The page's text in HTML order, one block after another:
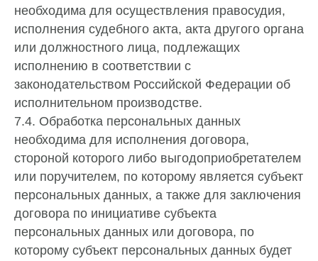
необходима для осуществления правосудия,
исполнения судебного акта, акта другого органа
или должностного лица, подлежащих
исполнению в соответствии с
законодательством Российской Федерации об
исполнительном производстве.
7.4. Обработка персональных данных
необходима для исполнения договора,
стороной которого либо выгодоприобретателем
или поручителем, по которому является субъект
персональных данных, а также для заключения
договора по инициативе субъекта
персональных данных или договора, по
которому субъект персональных данных будет